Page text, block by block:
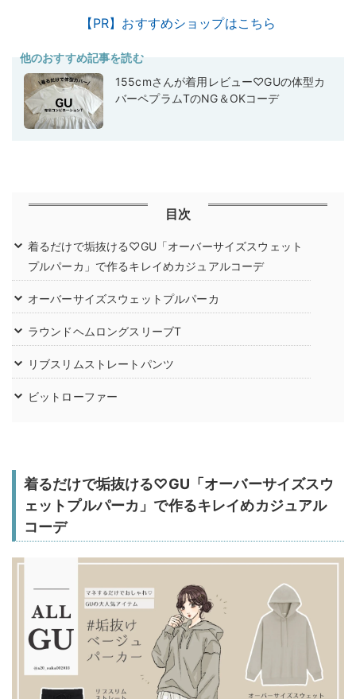
【PR】おすすめショップはこちら
他のおすすめ記事を読む
155cmさんが着用レビュー♡GUの体型カ
バーペプラムTのNG＆OKコーデ
目次
着るだけで垢抜ける♡GU「オーバーサイズスウェット
プルパーカ」で作るキレイめカジュアルコーデ
オーバーサイズスウェットプルパーカ
ラウンドヘムロングスリーブT
リブスリムストレートパンツ
ビットローファー
着るだけで垢抜ける♡GU「オーバーサイズスウ
ェットプルパーカ」で作るキレイめカジュアル
コーデ